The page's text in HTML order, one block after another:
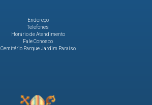
Endereço
Telefones
Horário de Atendimento
Fale Conosco
Cemitério Parque Jardim Paraíso